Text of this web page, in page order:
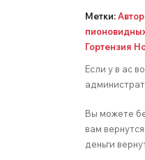
Метки:
Гортензия
Если у в ас
Вы можете
вам
деньги